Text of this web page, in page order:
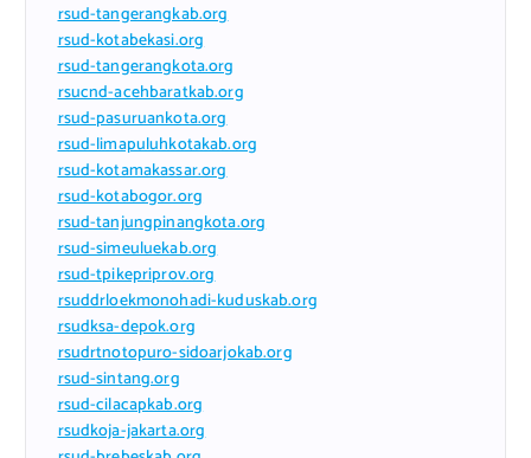
rsud-tangerangkab.org
rsud-kotabekasi.org
rsud-tangerangkota.org
rsucnd-acehbaratkab.org
rsud-pasuruankota.org
rsud-limapuluhkotakab.org
rsud-kotamakassar.org
rsud-kotabogor.org
rsud-tanjungpinangkota.org
rsud-simeuluekab.org
rsud-tpikepriprov.org
rsuddrloekmonohadi-kuduskab.org
rsudksa-depok.org
rsudrtnotopuro-sidoarjokab.org
rsud-sintang.org
rsud-cilacapkab.org
rsudkoja-jakarta.org